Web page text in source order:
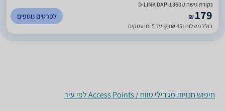
נקודת גישה D-LINK DAP-1360U
₪179
כולל משלוח (45 ₪) עד 5 ימי עסקים
לפרטים נוספים
חיפוש חנויות מגדילי טווח / Access Points לפי עיר